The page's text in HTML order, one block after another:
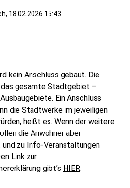
18.02.2026 15:43
kein Anschluss gebaut. Die
gesamte Stadtgebiet –
Ein Anschluss
die Stadtwerke im jeweiligen
heißt es. Wenn der weitere
die Anwohner aber
zu Info-Veranstaltungen
Link zur
gibt’s HIER.